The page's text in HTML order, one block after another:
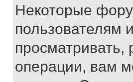
Некоторые
пользователям
операции, вам